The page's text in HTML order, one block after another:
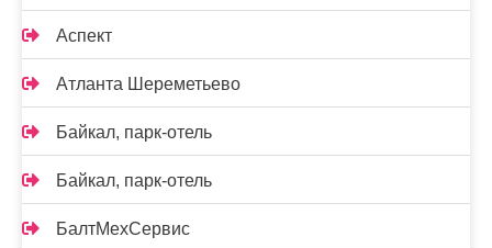
Аспект
Атланта Шереметьево
Байкал, парк-отель
Байкал, парк-отель
БалтМехСервис